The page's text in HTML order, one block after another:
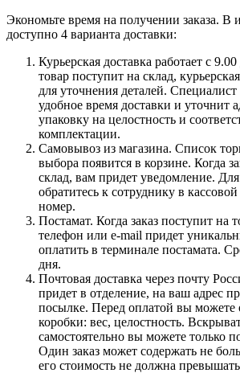
Экономьте время на получении заказа. В
доступно 4 варианта доставки:
Курьерская доставка работает с
товар поступит на склад,
для уточнения деталей.
удобное время доставки и уточнит
упаковку на целостность и
комплектации.
Самовывоз из магазина. Список
выбора появится в корзине. Когда
склад, вам придет уведомление. Для
обратитесь к сотруднику в
номер.
Постамат. Когда заказ поступит на
телефон или e-mail придет
оплатить в терминале постамата.
дня.
Почтовая доставка через почту
придет в отделение, на ваш адрес
посылке. Перед оплатой вы можете
коробки: вес, целостность.
самостоятельно вы можете только
Один заказ может содержать не
его стоимость не должна